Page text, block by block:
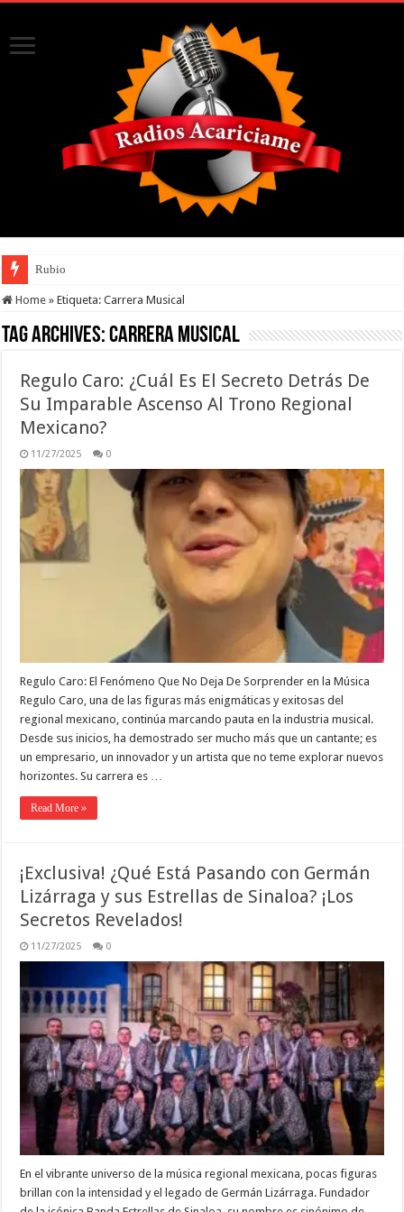
Rubio
Home » Etiqueta:Carrera Musical
Tag Archives:Carrera Musical
Regulo Caro: ¿Cuál Es El Secreto Detrás De
Su Imparable Ascenso Al Trono Regional
Mexicano?
11/27/2025 0
Regulo Caro: El Fenómeno Que No Deja De Sorprender en la Música
Regulo Caro, una de las figuras más enigmáticas y exitosas del
regional mexicano, continúa marcando pauta en la industria musical.
Desde sus inicios, ha demostrado ser mucho más que un cantante; es
un empresario, un innovador y un artista que no teme explorar nuevos
horizontes. Su carrera es …
Read More »
¡Exclusiva! ¿Qué Está Pasando con Germán
Lizárraga y sus Estrellas de Sinaloa? ¡Los
Secretos Revelados!
11/27/2025 0
En el vibrante universo de la música regional mexicana, pocas figuras
brillan con la intensidad y el legado de Germán Lizárraga. Fundador